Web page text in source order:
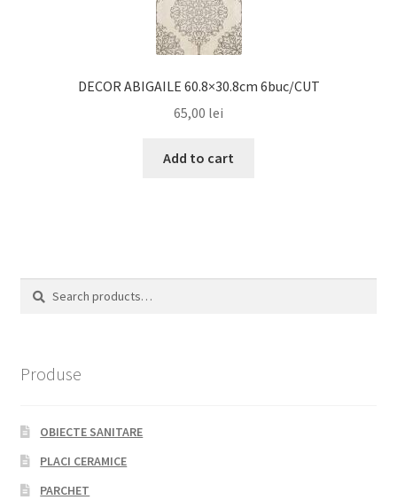
DECOR ABIGAILE 60.8×30.8cm 6buc/CUT
65,00 lei
Add to cart
Search
Search
Produse
OBIECTE SANITARE
PLACI CERAMICE
PARCHET